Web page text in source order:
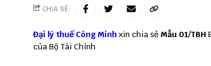
CHIA SẺ:
Đại lý thuế Công Minh xin chia sẻ Mẫu 01/TBH
của Bộ Tài Chính